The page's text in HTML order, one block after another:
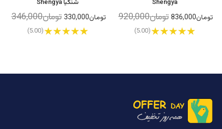
Shengya
تومان836,000 تومان920,000
(5.00)
شنگیا Shengya
تومان330,000 تومان346,000
(5.00)